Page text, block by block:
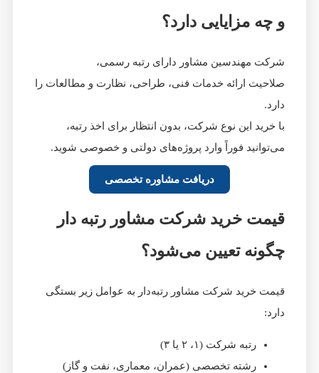
و چه مزایایی دارد؟
شرکت مهندسین مشاور دارای رتبه رسمی،
صلاحیت ارائه خدمات فنی، طراحی، نظارت و مطالعات را
دارد.
با خرید این نوع شرکت، بدون انتظار برای اخذ رتبه،
می‌توانید فوراً وارد پروژه‌های دولتی و خصوصی شوید.
دریافت مشاوره تخصصی
قیمت خرید شرکت مشاور رتبه‌ دار
چگونه تعیین می‌شود؟
قیمت خرید شرکت مشاور رتبه‌دار به عوامل زیر بستگی
دارد:
رتبه شرکت (۱، ۲ یا ۳)
رشته تخصصی (عمران، معماری، نفت و گاز)